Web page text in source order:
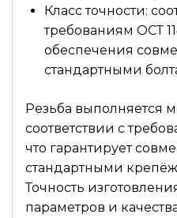
Класс точности:
требованиям ОСТ
обеспечения
стандартными
Резьба выполняется
соответствии с
что гарантирует
стандартными
Точность
параметров и